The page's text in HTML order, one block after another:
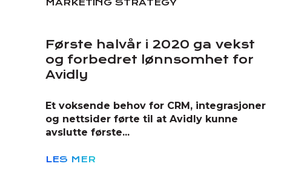
MARKETING STRATEGY
Første halvår i 2020 ga vekst
og forbedret lønnsomhet for
Avidly
Et voksende behov for CRM, integrasjoner
og nettsider førte til at Avidly kunne
avslutte første...
LES MER